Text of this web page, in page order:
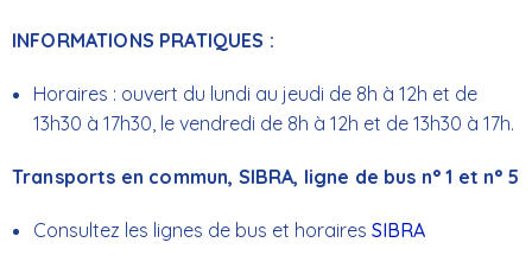
INFORMATIONS PRATIQUES :
Horaires : ouvert du lundi au jeudi de 8h à 12h et de
13h30 à 17h30, le vendredi de 8h à 12h et de 13h30 à 17h.
Transports en commun, SIBRA, ligne de bus n° 1 et n° 5
Consultez les lignes de bus et horaires SIBRA